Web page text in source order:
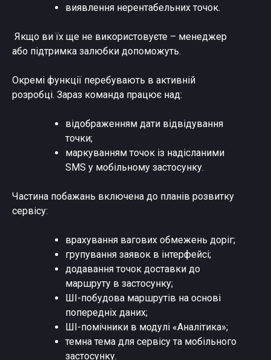
виявлення нерентабельних точок.
Якщо ви їх ще не використовуєте – менеджер
або підтримка залюбки допоможуть.
Окремі функції перебувають в активній
розробці. Зараз команда працює над:
відображенням дати відвідування
точки;
маркуванням точок із надісланими
SMS у мобільному застосунку.
Частина побажань включена до планів розвитку
сервісу:
врахування вагових обмежень доріг;
групування заявок в інтерфейсі;
додавання точок доставки до
маршруту в застосунку;
ШІ-побудова маршрутів на основі
попередніх даних;
ШІ-помічники в модулі «Аналітика»;
темна тема для сервісу та мобільного
застосунку.